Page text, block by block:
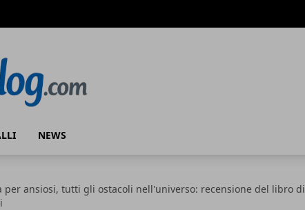
NEWS
per ansiosi, tutti gli ostacoli nell'universo: recensione del libro di